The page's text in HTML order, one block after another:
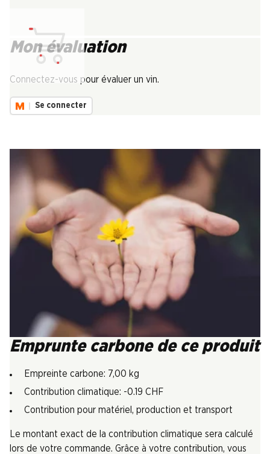
Mon évaluation
Connectez-vous pour évaluer un vin.
Se connecter
Emprunte carbone de ce produit
Empreinte carbone: 7,00 kg
Contribution climatique: -0.19 CHF
Contribution pour matériel, production et transport
Le montant exact de la contribution climatique sera calculé
lors de votre commande. Grâce à votre contribution, vous